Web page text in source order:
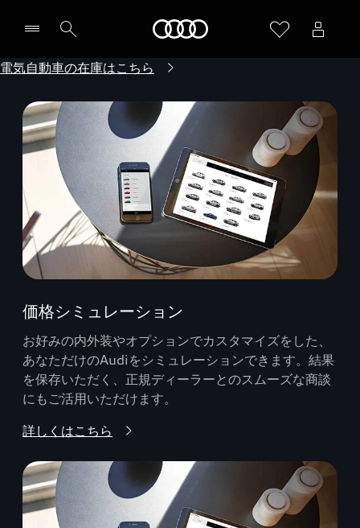
電気自動車の在庫はこちら
価格シミュレーション
お好みの内外装やオプションでカスタマイズをした、
あなただけのAudiをシミュレーションできます。結果
を保存いただく、正規ディーラーとのスムーズな商談
にもご活用いただけます。
詳しくはこちら